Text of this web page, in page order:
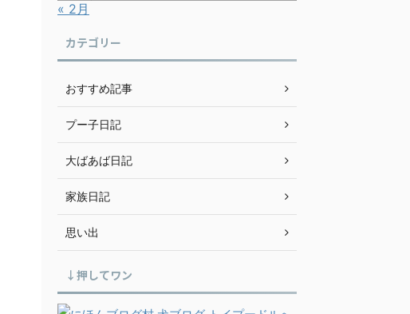
« 2月
カテゴリー
おすすめ記事
プー子日記
大ばあば日記
家族日記
思い出
↓押してワン